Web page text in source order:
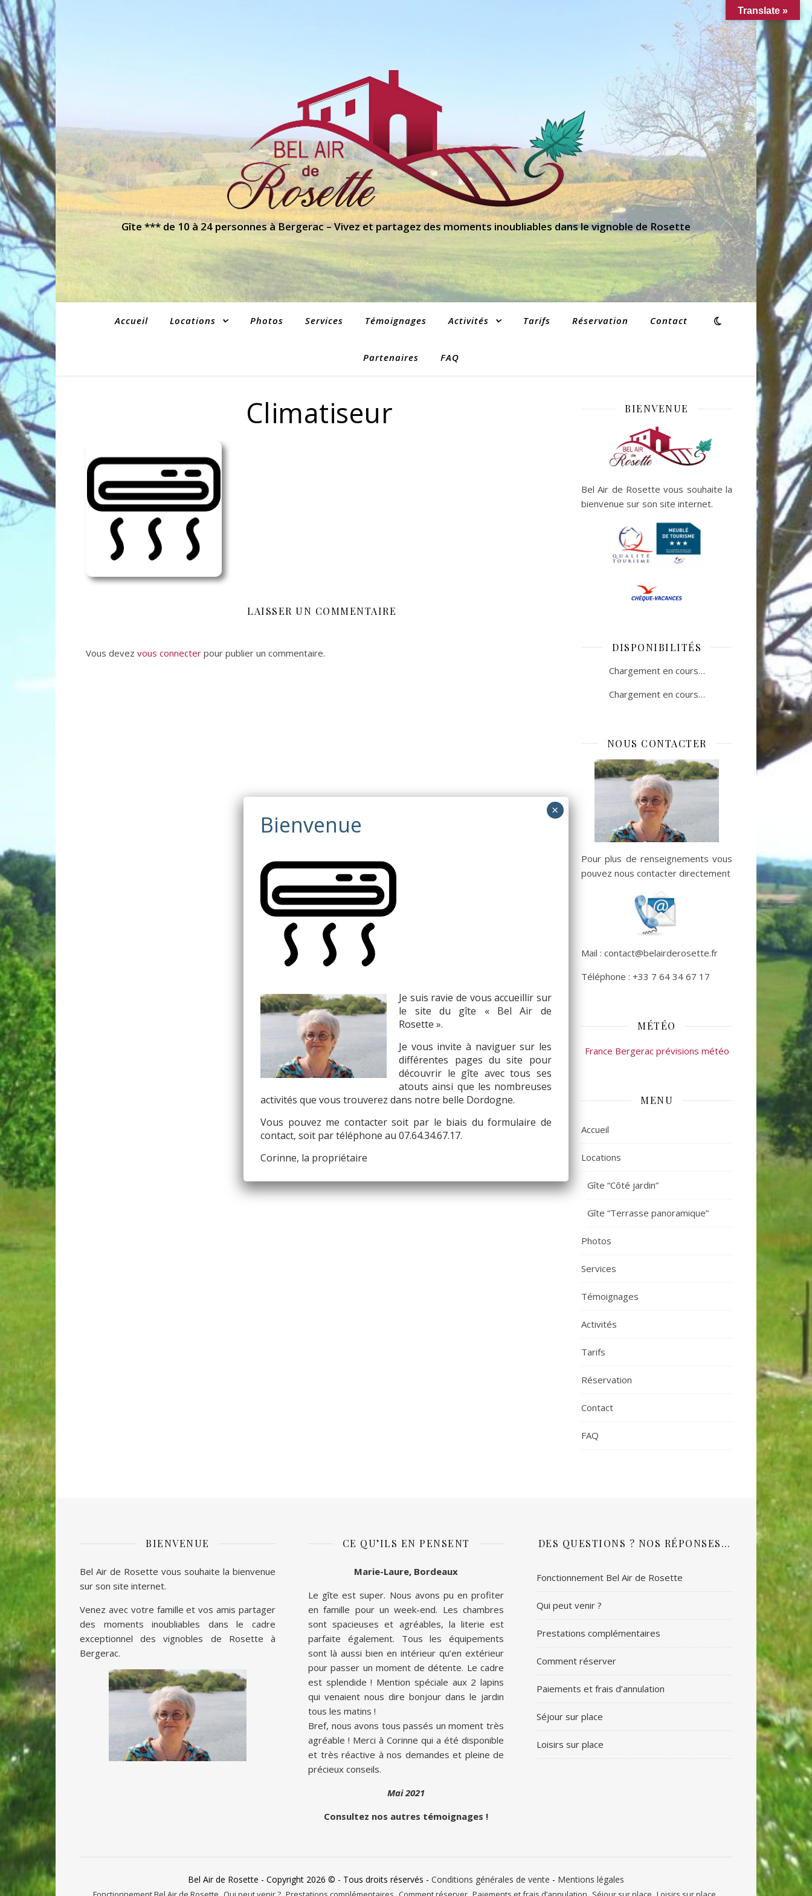
Gîte *** de 10 à 24 personnes à Bergerac – Vivez et partagez des moments inoubliables dans le vignoble de Rosette
Accueil Locations Photos Services Témoignages Activités Tarifs Réservation Contact
Partenaires FAQ
Climatiseur
LAISSER UN COMMENTAIRE
Vous devez vous connecter pour publier un commentaire.
BIENVENUE
Bel Air de Rosette vous souhaite la
bienvenue sur son site internet.
DISPONIBILITÉS
Chargement en cours…
Chargement en cours…
NOUS CONTACTER
Pour plus de renseignements vous
pouvez nous contacter directement
Mail : contact@belairderosette.fr
Téléphone : +33 7 64 34 67 17
MÉTÉO
France Bergerac prévisions météo
MENU
Accueil
Locations
Gîte “Côté jardin”
Gîte “Terrasse panoramique”
Photos
Services
Témoignages
Activités
Tarifs
Réservation
Contact
FAQ
BIENVENUE
Bel Air de Rosette vous souhaite la bienvenue
sur son site internet.
Venez avec votre famille et vos amis partager
des moments inoubliables dans le cadre
exceptionnel des vignobles de Rosette à
Bergerac.
CE QU’ILS EN PENSENT
Marie-Laure, Bordeaux
Le gîte est super. Nous avons pu en profiter
en famille pour un week-end. Les chambres
sont spacieuses et agréables, la literie est
parfaite également. Tous les équipements
sont là aussi bien en intérieur qu’en extérieur
pour passer un moment de détente. Le cadre
est splendide ! Mention spéciale aux 2 lapins
qui venaient nous dire bonjour dans le jardin
tous les matins !
Bref, nous avons tous passés un moment très
agréable ! Merci à Corinne qui a été disponible
et très réactive à nos demandes et pleine de
précieux conseils.
Mai 2021
Consultez nos autres témoignages !
DES QUESTIONS ? NOS RÉPONSES…
Fonctionnement Bel Air de Rosette
Qui peut venir ?
Prestations complémentaires
Comment réserver
Paiements et frais d’annulation
Séjour sur place
Loisirs sur place
Bel Air de Rosette - Copyright 2026 © - Tous droits réservés - Conditions générales de vente - Mentions légales
Translate »
Je suis ravie de vous accueillir sur
le site du gîte « Bel Air de
Rosette ».
Je vous invite à naviguer sur les
différentes pages du site pour
découvrir le gîte avec tous ses
atouts ainsi que les nombreuses
activités que vous trouverez dans notre belle Dordogne.
Vous pouvez me contacter soit par le biais du formulaire de
contact, soit par téléphone au 07.64.34.67.17.
Corinne, la propriétaire